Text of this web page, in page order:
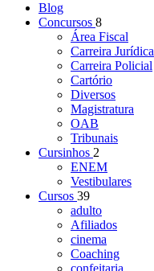
Blog
Concursos 8
Área Fiscal
Carreira Jurídica
Carreira Policial
Cartório
Diversos
Magistratura
OAB
Tribunais
Cursinhos 2
ENEM
Vestibulares
Cursos 39
adulto
Afiliados
cinema
Coaching